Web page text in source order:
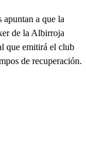
a que la
de la Albirroja
que emitirá el club
de recuperación.